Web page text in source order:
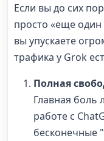
Если вы до сих
просто «еще один
вы упускаете
трафика у Grok
Полная
Главная боль
работе с
бесконечные